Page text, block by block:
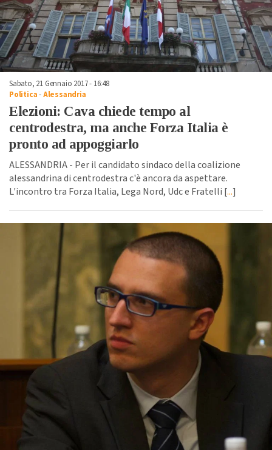
Sabato, 21 Gennaio 2017 - 16:48
Politica-Alessandria
Elezioni: Cava chiede tempo al
centrodestra, ma anche Forza Italia è
pronto ad appoggiarlo
ALESSANDRIA - Per il candidato sindaco della coalizione
alessandrina di centrodestra c'è ancora da aspettare.
L'incontro tra Forza Italia, Lega Nord, Udc e Fratelli [...]